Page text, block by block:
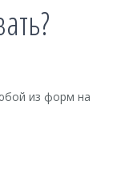
из форм на